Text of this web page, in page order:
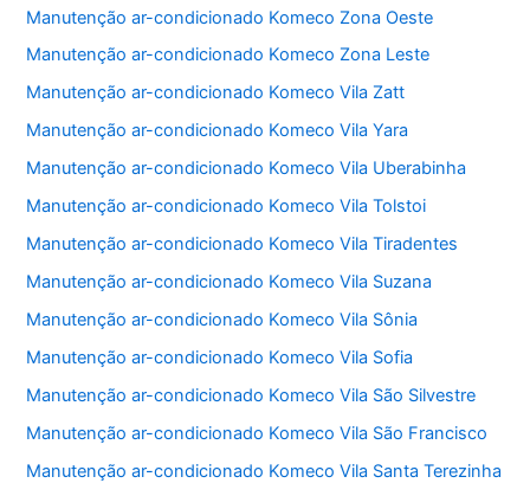
Manutenção ar-condicionado Komeco Zona Oeste
Manutenção ar-condicionado Komeco Zona Leste
Manutenção ar-condicionado Komeco Vila Zatt
Manutenção ar-condicionado Komeco Vila Yara
Manutenção ar-condicionado Komeco Vila Uberabinha
Manutenção ar-condicionado Komeco Vila Tolstoi
Manutenção ar-condicionado Komeco Vila Tiradentes
Manutenção ar-condicionado Komeco Vila Suzana
Manutenção ar-condicionado Komeco Vila Sônia
Manutenção ar-condicionado Komeco Vila Sofia
Manutenção ar-condicionado Komeco Vila São Silvestre
Manutenção ar-condicionado Komeco Vila São Francisco
Manutenção ar-condicionado Komeco Vila Santa Terezinha